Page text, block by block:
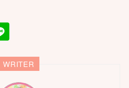
WRITER